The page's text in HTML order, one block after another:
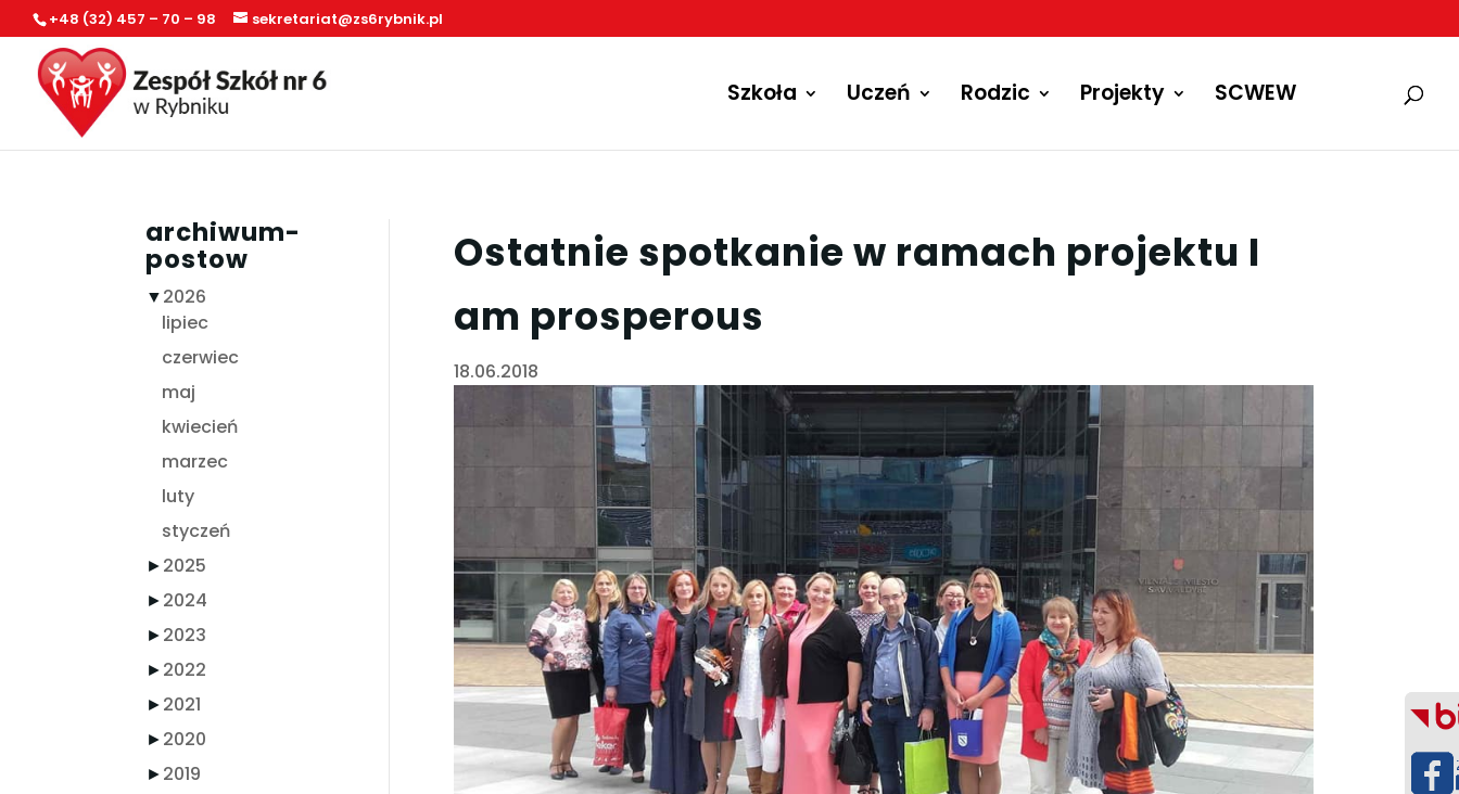
+48 (32) 457 – 70 – 98 sekretariat@zs6rybnik.pl
Szkoła Uczeń Rodzic Projekty SCWEW
archiwum-
postow
▼2026
lipiec
czerwiec
maj
kwiecień
marzec
luty
styczeń
►2025
►2024
►2023
►2022
►2021
►2020
►2019
Ostatnie spotkanie w ramach projektu I
am prosperous
18.06.2018